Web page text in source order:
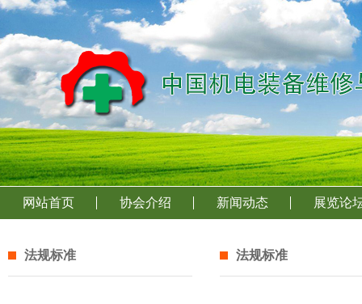
网站首页 协会介绍 新闻动态 展览论
法规标准 法规标准